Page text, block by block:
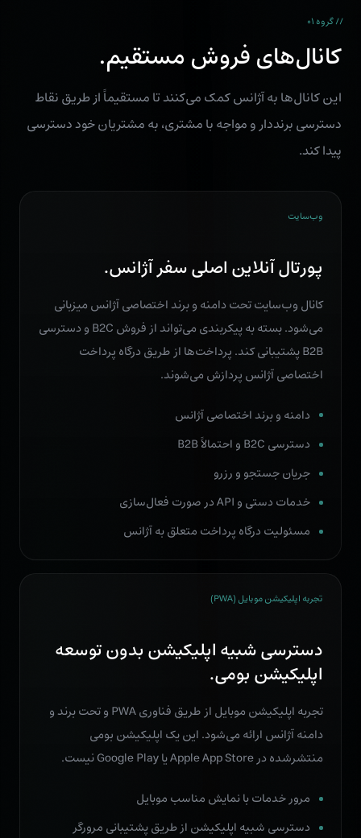
// گروه ۰۱
کانال‌های فروش مستقیم.
این کانال‌ها به آژانس کمک می‌کنند تا مستقیماً از طریق نقاط
دسترسی برند‌دار و مواجه با مشتری، به مشتریان خود دسترسی
پیدا کند.
وب‌سایت
پورتال آنلاین اصلی سفر آژانس.
کانال وب‌سایت تحت دامنه و برند اختصاصی آژانس میزبانی
می‌شود. بسته به پیکربندی می‌تواند از فروش B2C و دسترسی
B2B پشتیبانی کند. پرداخت‌ها از طریق درگاه پرداخت
اختصاصی آژانس پردازش می‌شوند.
دامنه و برند اختصاصی آژانس
دسترسی B2C و احتمالاً B2B
جریان جستجو و رزرو
خدمات دستی و API در صورت فعال‌سازی
مسئولیت درگاه پرداخت متعلق به آژانس
تجربه اپلیکیشن موبایل (PWA)
دسترسی شبیه اپلیکیشن بدون توسعه
اپلیکیشن بومی.
تجربه اپلیکیشن موبایل از طریق فناوری PWA و تحت برند و
دامنه آژانس ارائه می‌شود. این یک اپلیکیشن بومی
منتشرشده در Apple App Store یا Google Play نیست.
مرور خدمات با نمایش مناسب موبایل
دسترسی شبیه اپلیکیشن از طریق پشتیبانی مرورگر